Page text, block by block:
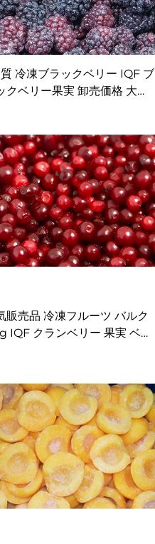
冷凍ブラックベリー IQF ブ
クベリー果実 卸売価格 大量
販売品 冷凍フルーツ バルク
IQF クランベリー 果実 ベリ